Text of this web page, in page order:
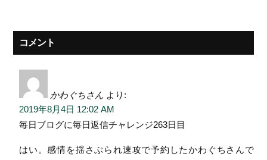
コメント
かわぐちさん より:
2019年8月4日 12:02 AM
毎日ブログに毎日返信チャレンジ263日目
はい。感情を揺さぶられ速攻で予約したかわぐちさんで